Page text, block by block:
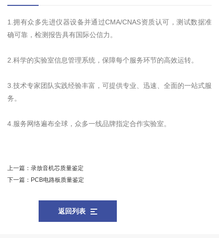
1.拥有众多先进仪器设备并通过CMA/CNAS资质认可，测试数据准
确可靠，检测报告具有国际公信力。
2.科学的实验室信息管理系统，保障每个服务环节的高效运转。
3.技术专家团队实践经验丰富，可提供专业、迅速、全面的一站式服
务。
4.服务网络遍布全球，众多一线品牌指定合作实验室。
上一篇： 录放音机芯质量鉴定
下一篇： PCB电路板质量鉴定
返回列表